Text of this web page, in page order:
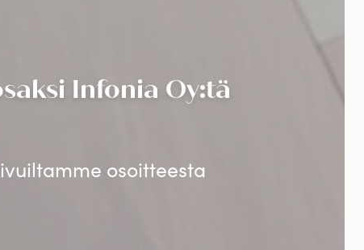
Infonia Oy:tä
osoitteesta